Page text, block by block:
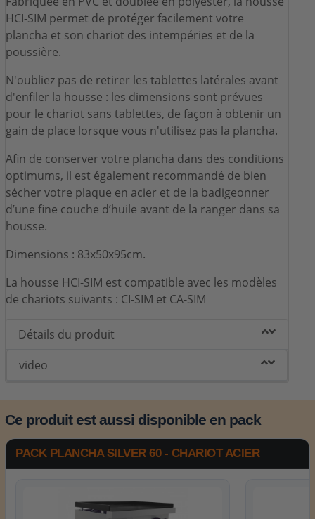
HCI-SIM permet de protéger facilement votre
plancha et son chariot des intempéries et de la
poussière.
N'oubliez pas de retirer les tablettes latérales avant
d'enfiler la housse : les dimensions sont prévues
pour le chariot sans tablettes, de façon à obtenir un
gain de place lorsque vous n'utilisez pas la plancha.
Afin de conserver votre plancha dans des conditions
optimums, il est également recommandé de bien
sécher votre plaque en acier et de la badigeonner
d’une fine couche d’huile avant de la ranger dans sa
housse.
Dimensions : 83x50x95cm.
La housse HCI-SIM est compatible avec les modèles
de chariots suivants : CI-SIM et CA-SIM
Détails du produit
video
Ce produit est aussi disponible en pack
PACK PLANCHA SILVER 60 - CHARIOT ACIER